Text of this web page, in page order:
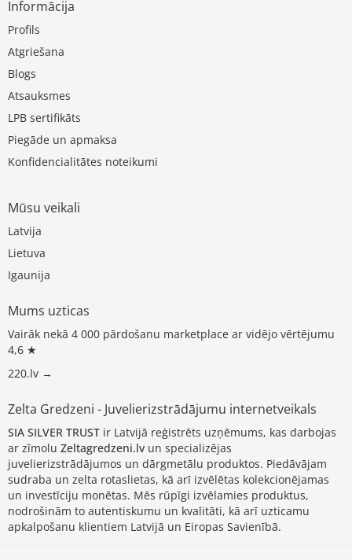
Informācija
Profils
Atgriešana
Blogs
Atsauksmes
LPB sertifikāts
Piegāde un apmaksa
Konfidencialitātes noteikumi
Mūsu veikali
Latvija
Lietuva
Igaunija
Mums uzticas
Vairāk nekā 4 000 pārdošanu marketplace ar vidējo vērtējumu
4,6 ★
220.lv →
Zelta Gredzeni - Juvelierizstrādājumu internetveikals
SIA SILVER TRUST ir Latvijā reģistrēts uzņēmums, kas darbojas
ar zīmolu Zeltagredzeni.lv un specializējas
juvelierizstrādājumos un dārgmetālu produktos. Piedāvājam
sudraba un zelta rotaslietas, kā arī izvēlētas kolekcionējamas
un investīciju monētas. Mēs rūpīgi izvēlamies produktus,
nodrošinām to autentiskumu un kvalitāti, kā arī uzticamu
apkalpošanu klientiem Latvijā un Eiropas Savienībā.